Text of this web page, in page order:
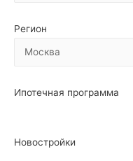
Регион
Ипотечная программа
Новостройки